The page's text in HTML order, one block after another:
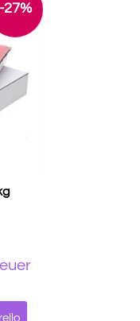
-27%